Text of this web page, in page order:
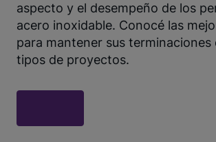
aspecto y el desempeño de los
acero inoxidable. Conocé las
para mantener sus
tipos de proyectos.